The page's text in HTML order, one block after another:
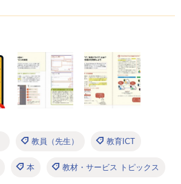
教員（先生） 教育ICT
本 教材・サービス トピックス